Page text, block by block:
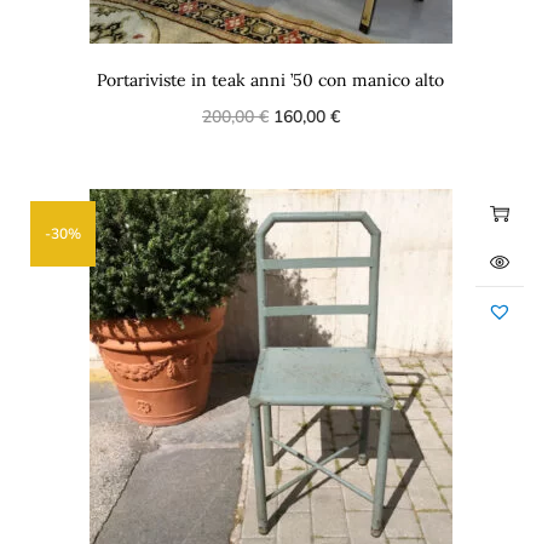
Portariviste in teak anni ’50 con manico alto
200,00€ 160,00 €
-30%